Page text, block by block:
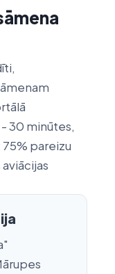
30 minūtes,
pareizu